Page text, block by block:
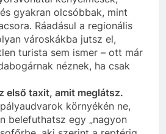
gyakran olcsóbbak, mint
Ráadásul a regionális
városkákba jutsz el,
turista sem ismer – ott már
néznek, ha csak
első taxit, amit meglátsz.
környékén ne,
belefuthatsz egy „nagyon